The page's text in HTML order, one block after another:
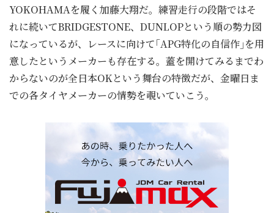
YOKOHAMAを履く加藤大翔だ。練習走行の段階ではそ
れに続いてBRIDGESTONE、DUNLOPという順の勢力図
になっているが、レースに向けて｢APG特化の自信作｣を用
意したというメーカーも存在する。蓋を開けてみるまでわ
からないのが全日本OKという舞台の特徴だが、金曜日ま
での各タイヤメーカーの情勢を覗いていこう。